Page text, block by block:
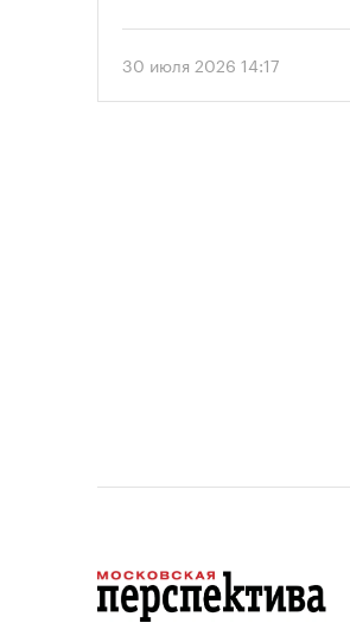
предусматривает
метров.
30 июля 2026 14:17